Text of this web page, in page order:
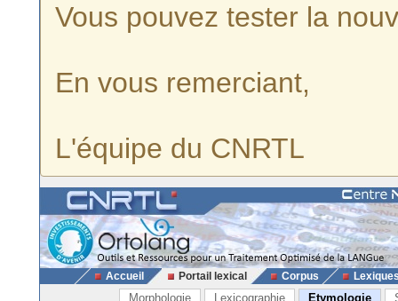
Vous pouvez tester la
En vous remerciant,
L'équipe du CNRTL
Accueil Portail lexical Corpus
Morphologie Lexicographie Etymologie